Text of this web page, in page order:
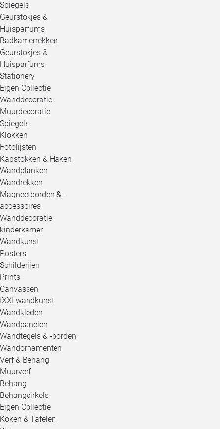
Spiegels
Geurstokjes &
Huisparfums
Badkamerrekken
Geurstokjes &
Huisparfums
Stationery
Eigen Collectie
Wanddecoratie
Muurdecoratie
Spiegels
Klokken
Fotolijsten
Kapstokken & Haken
Wandplanken
Wandrekken
Magneetborden & -
accessoires
Wanddecoratie
kinderkamer
Wandkunst
Posters
Schilderijen
Prints
Canvassen
IXXI wandkunst
Wandkleden
Wandpanelen
Wandtegels & -borden
Wandornamenten
Verf & Behang
Muurverf
Behang
Behangcirkels
Eigen Collectie
Koken & Tafelen